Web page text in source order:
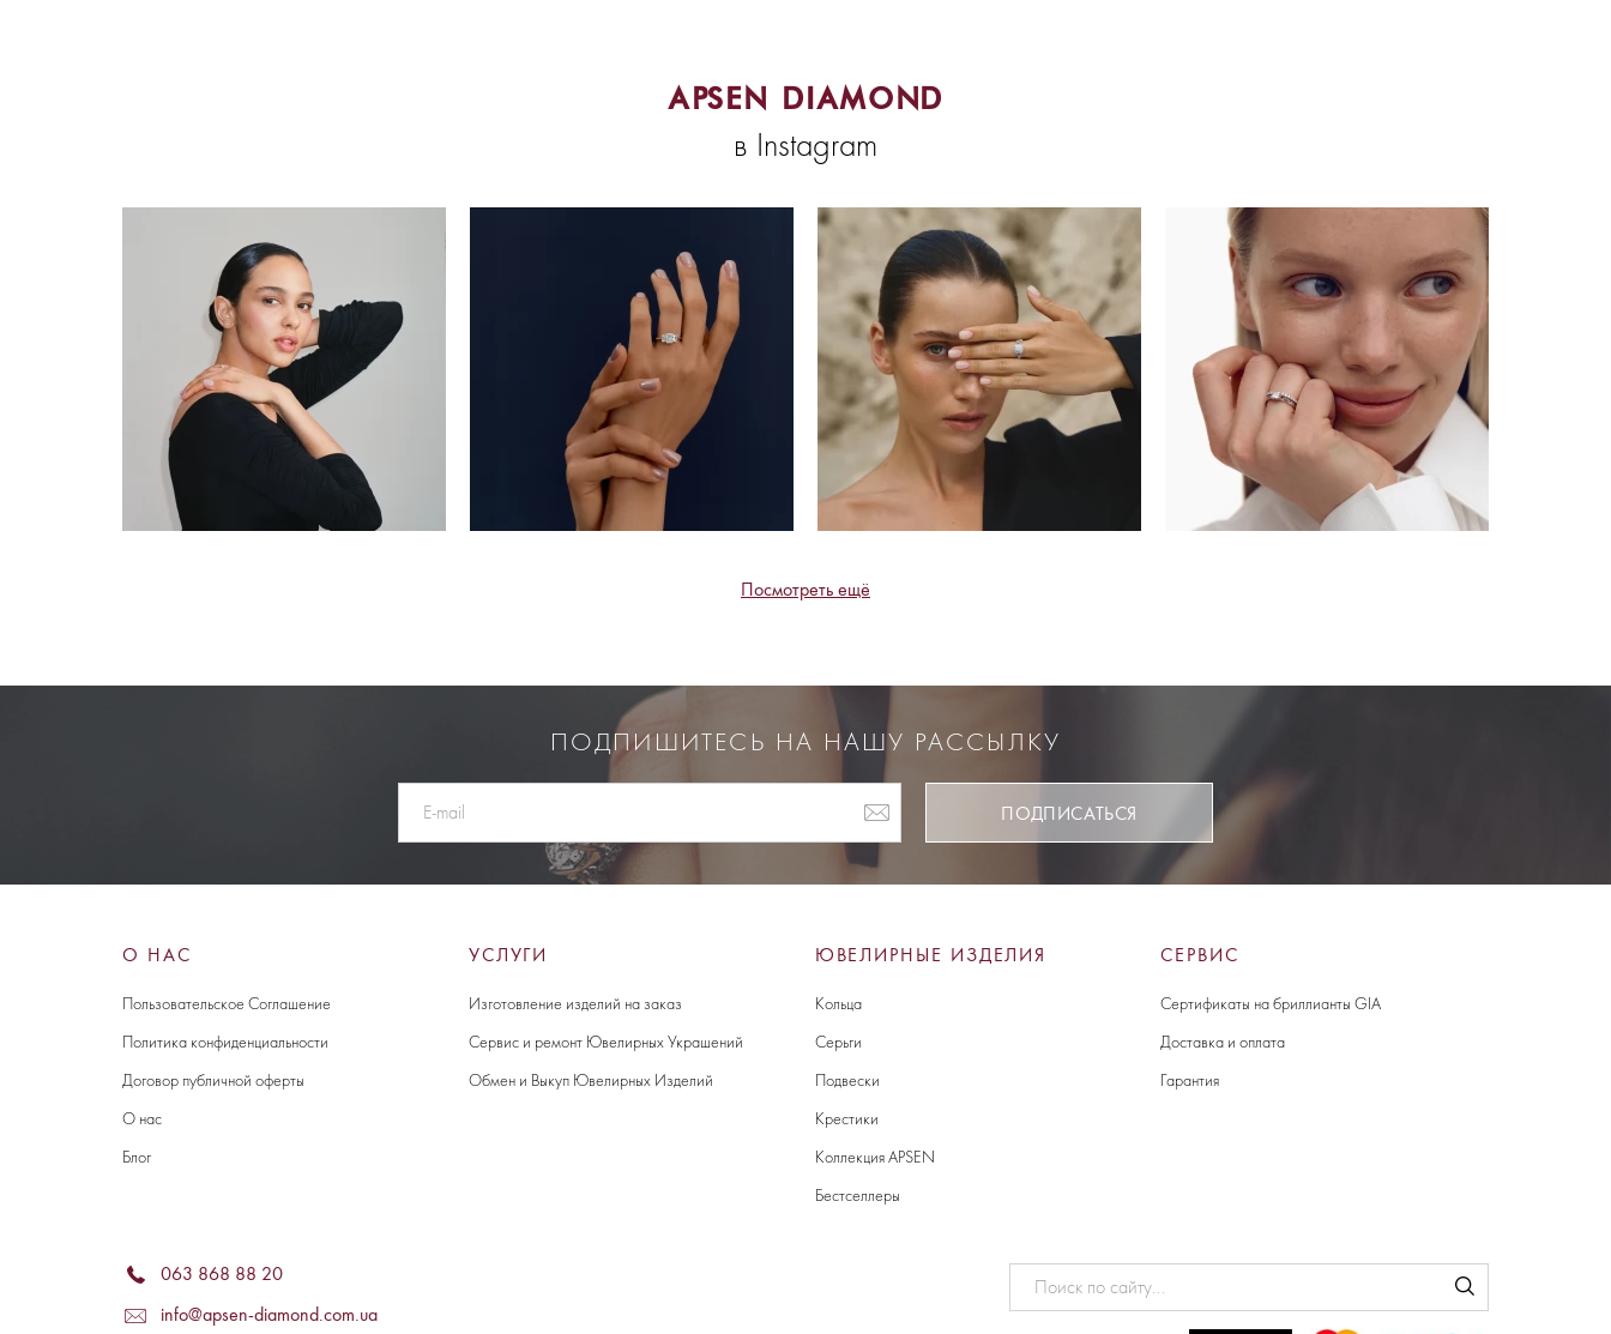
APSEN DIAMOND
в Instagram
Посмотреть ещё
ПОДПИШИТЕСЬ НА НАШУ РАССЫЛКУ
ПОДПИСАТЬСЯ
О НАС
Пользовательское Соглашение
Политика конфиденциальности
Договор публичной оферты
О нас
Блог
УСЛУГИ
Изготовление изделий на заказ
Сервис и ремонт Ювелирных Украшений
Обмен и Выкуп Ювелирных Изделий
ЮВЕЛИРНЫЕ ИЗДЕЛИЯ
Кольца
Серьги
Подвески
Крестики
Коллекция APSEN
Бестселлеры
СЕРВИС
Сертификаты на бриллианты GIA
Доставка и оплата
Гарантия
063 868 88 20
info@apsen-diamond.com.ua